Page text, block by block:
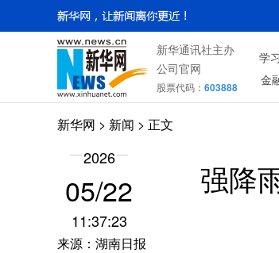
新华通讯社主办
公司官网
股票代码： 603888
学
金
新华网 > 新闻 > 正文
2026
05/22
11:37:23
来源：湖南日报
强降